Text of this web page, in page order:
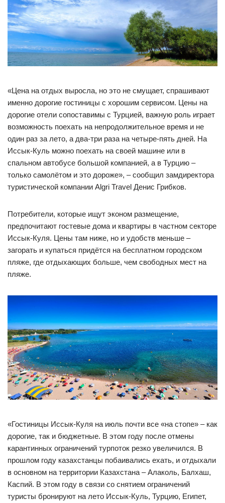
«Цена на отдых выросла, но это не смущает, спрашивают
именно дорогие гостиницы с хорошим сервисом. Цены на
дорогие отели сопоставимы с Турцией, важную роль играет
возможность поехать на непродолжительное время и не
один раз за лето, а два-три раза на четыре-пять дней. На
Иссык-Куль можно поехать на своей машине или в
спальном автобусе большой компанией, а в Турцию –
только самолётом и это дороже», – сообщил замдиректора
туристической компании Algri Travel Денис Грибков.
Потребители, которые ищут эконом размещение,
предпочитают гостевые дома и квартиры в частном секторе
Иссык-Куля. Цены там ниже, но и удобств меньше –
загорать и купаться придётся на бесплатном городском
пляже, где отдыхающих больше, чем свободных мест на
пляже.
«Гостиницы Иссык-Куля на июль почти все «на стопе» – как
дорогие, так и бюджетные. В этом году после отмены
карантинных ограничений турпоток резко увеличился. В
прошлом году казахстанцы побаивались ехать, и отдыхали
в основном на территории Казахстана – Алаколь, Балхаш,
Каспий. В этом году в связи со снятием ограничений
туристы бронируют на лето Иссык-Куль, Турцию, Египет,